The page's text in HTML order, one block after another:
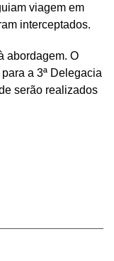
viagem em
interceptados.
abordagem. O
a 3ª Delegacia
serão realizados